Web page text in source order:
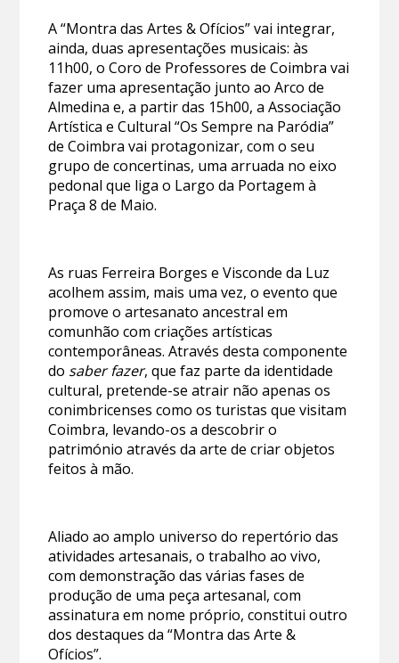
A “Montra das Artes & Ofícios” vai integrar,
ainda, duas apresentações musicais: às
11h00, o Coro de Professores de Coimbra vai
fazer uma apresentação junto ao Arco de
Almedina e, a partir das 15h00, a Associação
Artística e Cultural “Os Sempre na Paródia”
de Coimbra vai protagonizar, com o seu
grupo de concertinas, uma arruada no eixo
pedonal que liga o Largo da Portagem à
Praça 8 de Maio.
As ruas Ferreira Borges e Visconde da Luz
acolhem assim, mais uma vez, o evento que
promove o artesanato ancestral em
comunhão com criações artísticas
contemporâneas. Através desta componente
do saber fazer, que faz parte da identidade
cultural, pretende-se atrair não apenas os
conimbricenses como os turistas que visitam
Coimbra, levando-os a descobrir o
património através da arte de criar objetos
feitos à mão.
Aliado ao amplo universo do repertório das
atividades artesanais, o trabalho ao vivo,
com demonstração das várias fases de
produção de uma peça artesanal, com
assinatura em nome próprio, constitui outro
dos destaques da “Montra das Arte &
Ofícios”.